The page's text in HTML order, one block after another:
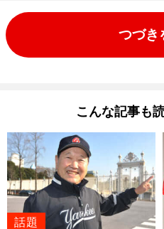
つづき
こんな記事も
話題